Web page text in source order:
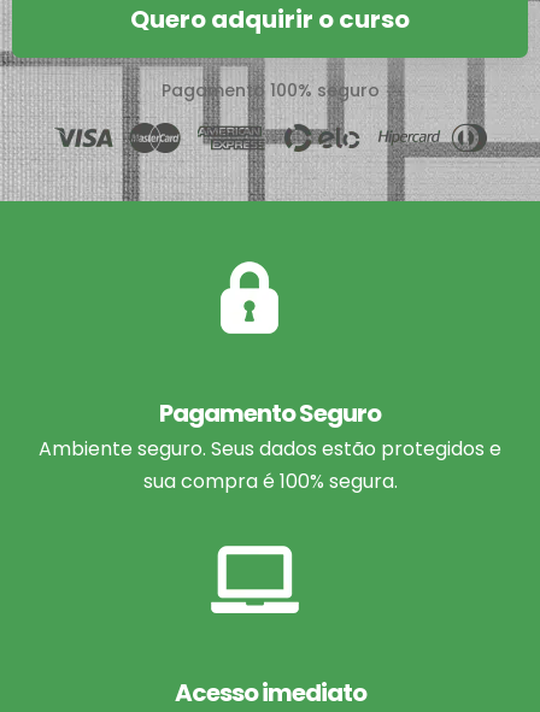
Quero adquirir o curso
Pagamento 100% seguro
Pagamento Seguro
Ambiente seguro. Seus dados estão protegidos e
sua compra é 100% segura.
Acesso imediato